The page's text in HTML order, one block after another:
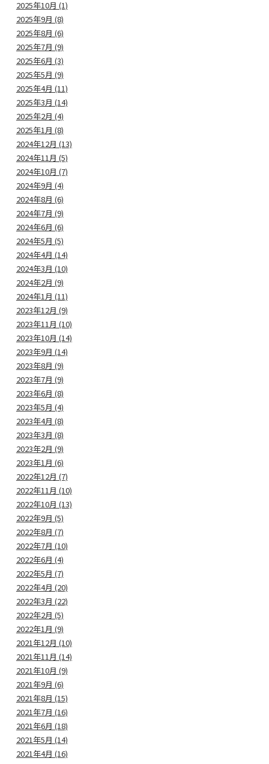
2025年10月 (1)
2025年9月 (8)
2025年8月 (6)
2025年7月 (9)
2025年6月 (3)
2025年5月 (9)
2025年4月 (11)
2025年3月 (14)
2025年2月 (4)
2025年1月 (8)
2024年12月 (13)
2024年11月 (5)
2024年10月 (7)
2024年9月 (4)
2024年8月 (6)
2024年7月 (9)
2024年6月 (6)
2024年5月 (5)
2024年4月 (14)
2024年3月 (10)
2024年2月 (9)
2024年1月 (11)
2023年12月 (9)
2023年11月 (10)
2023年10月 (14)
2023年9月 (14)
2023年8月 (9)
2023年7月 (9)
2023年6月 (8)
2023年5月 (4)
2023年4月 (8)
2023年3月 (8)
2023年2月 (9)
2023年1月 (6)
2022年12月 (7)
2022年11月 (10)
2022年10月 (13)
2022年9月 (5)
2022年8月 (7)
2022年7月 (10)
2022年6月 (4)
2022年5月 (7)
2022年4月 (20)
2022年3月 (22)
2022年2月 (5)
2022年1月 (9)
2021年12月 (10)
2021年11月 (14)
2021年10月 (9)
2021年9月 (6)
2021年8月 (15)
2021年7月 (16)
2021年6月 (18)
2021年5月 (14)
2021年4月 (16)